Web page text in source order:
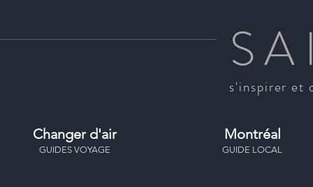
s'inspirer et
Changer d'air Montréal
GUIDE LOCAL
GUIDES VOYAGE